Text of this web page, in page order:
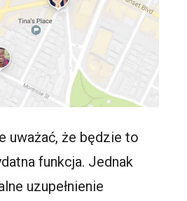
uważać, że będzie to
funkcja. Jednak
uzupełnienie